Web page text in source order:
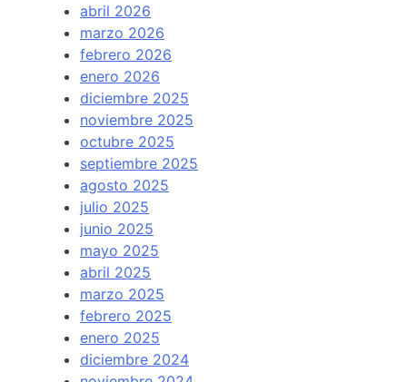
abril 2026
marzo 2026
febrero 2026
enero 2026
diciembre 2025
noviembre 2025
octubre 2025
septiembre 2025
agosto 2025
julio 2025
junio 2025
mayo 2025
abril 2025
marzo 2025
febrero 2025
enero 2025
diciembre 2024